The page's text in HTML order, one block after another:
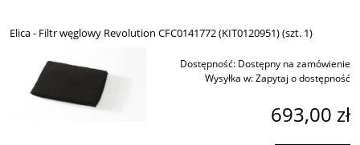
Elica - Filtr węglowy Revolution CFC0141772 (KIT0120951) (szt. 1)
Dostępność: Dostępny na zamówienie
Wysyłka w:Zapytaj o dostępność
693,00 zł